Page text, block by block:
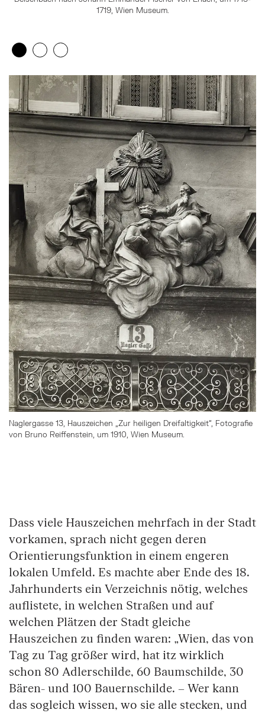
1719, Wien Museum.
Überspringe den Bilder Slider
Naglergasse 13, Hauszeichen „Zur heiligen Dreifaltigkeit“, Fotografie
von Bruno Reiffenstein, um 1910, Wien Museum.
Zeige 1. Element
(Aktuelles Element)
Zeige 2. Element
Zeige 3. Element
Springe zum Anfang des Bilder Slider
Dass viele Hauszeichen mehrfach in der Stadt
vorkamen, sprach nicht gegen deren
Orientierungsfunktion in einem engeren
lokalen Umfeld. Es machte aber Ende des 18.
Jahrhunderts ein Verzeichnis nötig, welches
auflistete, in welchen Straßen und auf
welchen Plätzen der Stadt gleiche
Hauszeichen zu finden waren: „Wien, das von
Tag zu Tag größer wird, hat itz wirklich
schon 80 Adlerschilde, 60 Baumschilde, 30
Bären- und 100 Bauernschilde. – Wer kann
das sogleich wissen, wo sie alle stecken, und